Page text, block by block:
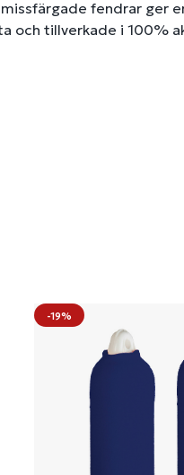
fendrar ger
och tillverkade i 100%
-19%